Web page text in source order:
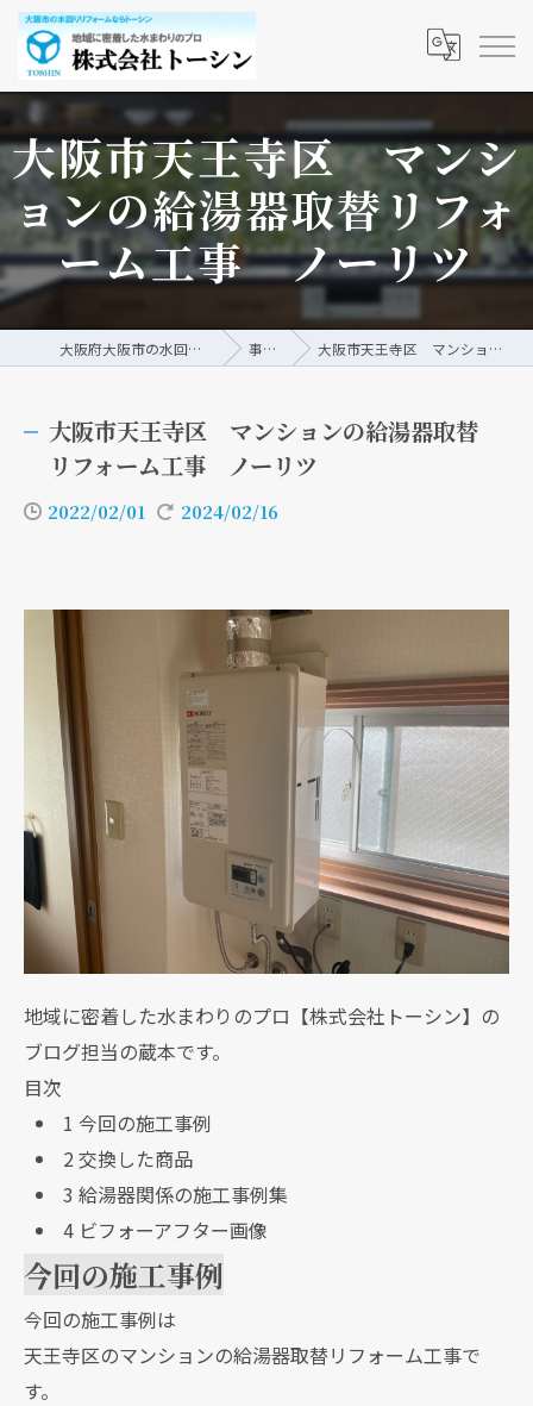
大阪市天王寺区 マンシ
ョンの給湯器取替リフォ
ーム工事 ノーリツ
大阪府大阪市の水回りリフォームなら株式会社トーシン 事例/ブログ 大阪市天王寺区 マンションの給湯器取替リフォーム工事 ノーリツ
大阪市天王寺区 マンションの給湯器取替
リフォーム工事 ノーリツ
2022/02/01 2024/02/16
地域に密着した水まわりのプロ【株式会社トーシン】の
ブログ担当の蔵本です。
目次
1 今回の施工事例
2交換した商品
3 給湯器関係の施工事例集
4ビフォーアフター画像
今回の施工事例
今回の施工事例は
天王寺区のマンションの給湯器取替リフォーム工事で
す。